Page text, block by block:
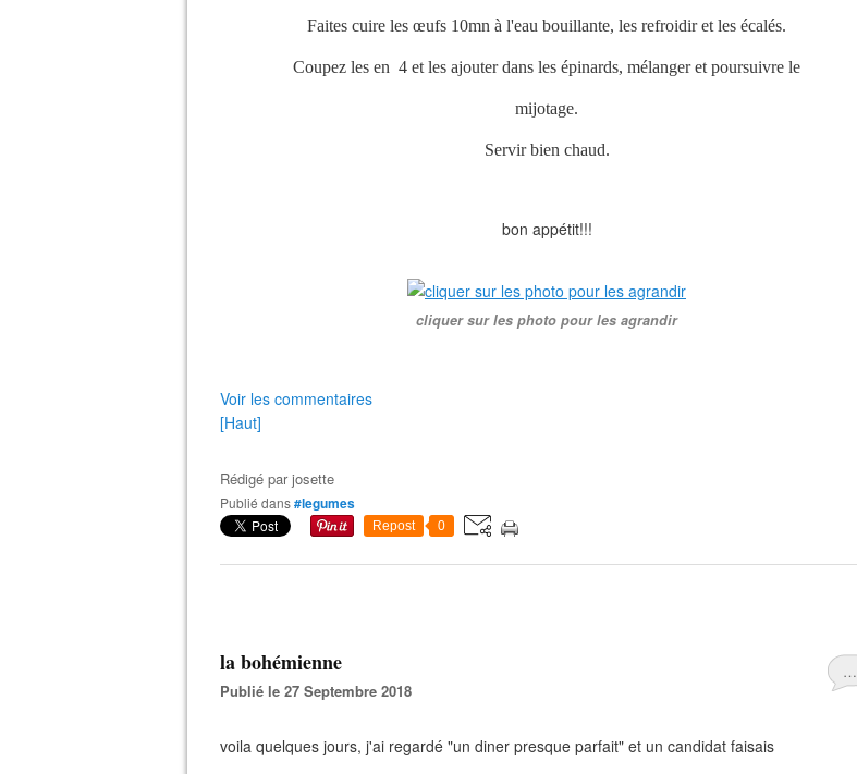
Faites cuire les œufs 10mn à l'eau bouillante, les refroidir et les écalés.
Coupez les en 4 et les ajouter dans les épinards, mélanger et poursuivre le
mijotage.
Servir bien chaud.
bon appétit!!!
cliquer sur les photo pour les agrandir
Voir les commentaires
[Haut]
Rédigé parjosette
Publié dans#legumes
Repost 0
…
la bohémienne
Publié le 27 Septembre 2018
voila quelques jours, j'ai regardé "un diner presque parfait" et un candidat faisais